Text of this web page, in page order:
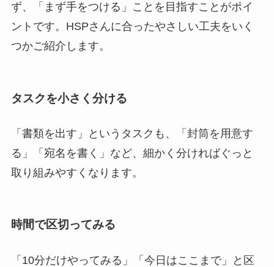
ず、「まず手をつける」ことを目指すことがポイ
ントです。HSPさんに合ったやさしい工夫をいく
つかご紹介します。
タスクを小さく分ける
「書類を出す」というタスクも、「封筒を用意す
る」「宛名を書く」など、細かく分ければぐっと
取り組みやすくなります。
時間で区切ってみる
「10分だけやってみる」「今日はここまで」と区